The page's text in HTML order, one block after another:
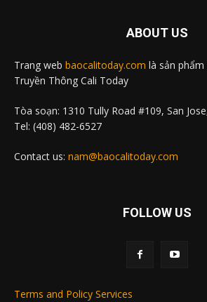
ABOUT US
Trang web baocalitoday.com là sản
Truyền Thông Cali Today
Tòa soạn: 1310 Tully Road #109, San
Tel: (408) 482-6527
Contact us: nam@baocalitoday.com
FOLLOW US
Terms and Policy Services